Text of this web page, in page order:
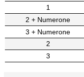
1
2 + Numerone
3 + Numerone
2
3